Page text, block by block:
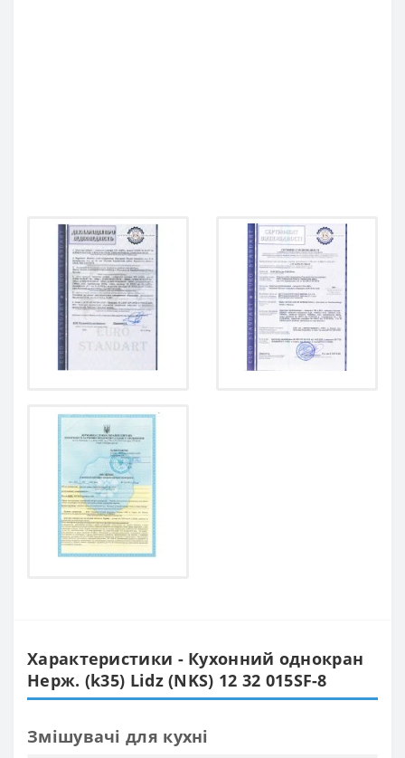
Характеристики - Кухонний однокран
Нерж. (k35) Lidz (NKS) 12 32 015SF-8
Змішувачі для кухні